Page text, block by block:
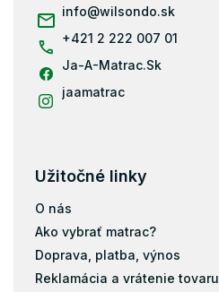
info@wilsondo.sk
+421 2 222 007 01
Ja-A-Matrac.Sk
jaamatrac
Užitočné linky
O nás
Ako vybrať matrac?
Doprava, platba, výnos
Reklamácia a vrátenie tovaru